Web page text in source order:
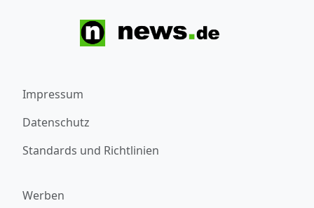
Impressum
Datenschutz
Standards und Richtlinien
Werben